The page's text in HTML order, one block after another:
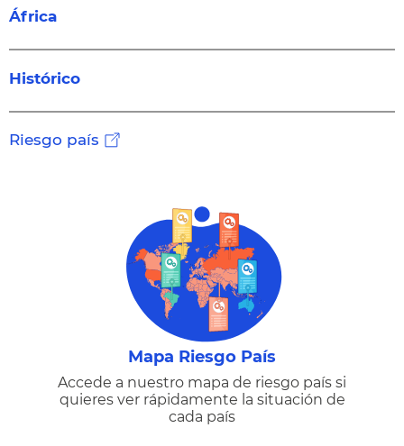
África
Histórico
Riesgo país
Mapa Riesgo País
Accede a nuestro mapa de riesgo país si
quieres ver rápidamente la situación de
cada país